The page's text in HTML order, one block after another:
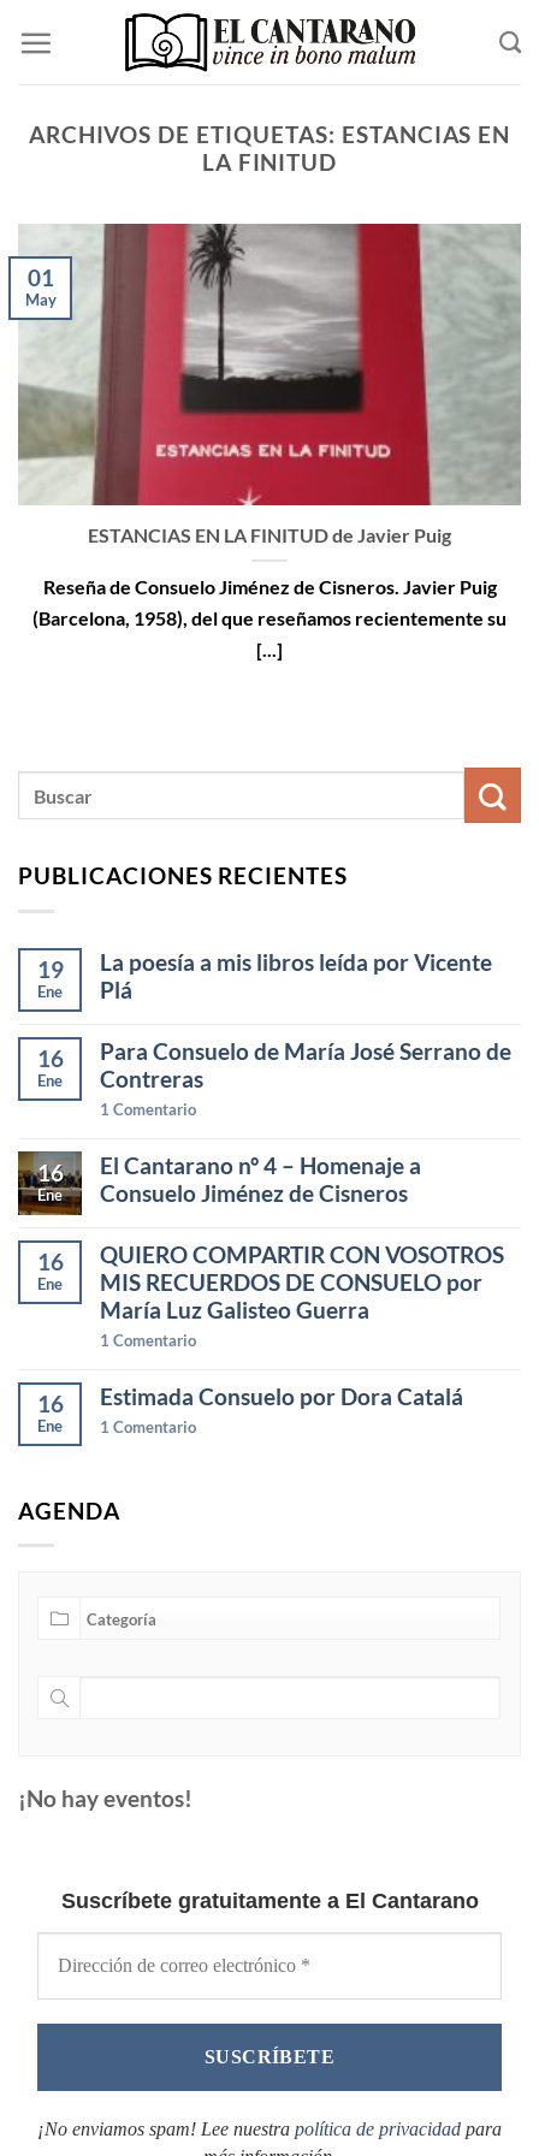
contenido
ARCHIVOS DE ETIQUETAS: ESTANCIAS EN
LA FINITUD
ESTANCIAS EN LA FINITUD de Javier Puig
Reseña de Consuelo Jiménez de Cisneros. Javier Puig
(Barcelona, 1958), del que reseñamos recientemente su
[...]
01
May
PUBLICACIONES RECIENTES
19
Ene
La poesía a mis libros leída por Vicente
Plá
16
Ene
Para Consuelo de María José Serrano de
Contreras
1 Comentario
16
Ene
El Cantarano nº 4 – Homenaje a
Consuelo Jiménez de Cisneros
16
Ene
QUIERO COMPARTIR CON VOSOTROS
MIS RECUERDOS DE CONSUELO por
María Luz Galisteo Guerra
1 Comentario
16
Ene
Estimada Consuelo por Dora Catalá
1 Comentario
AGENDA
¡No hay eventos!
Suscríbete gratuitamente a El Cantarano
¡No enviamos spam! Lee nuestra política de privacidad para